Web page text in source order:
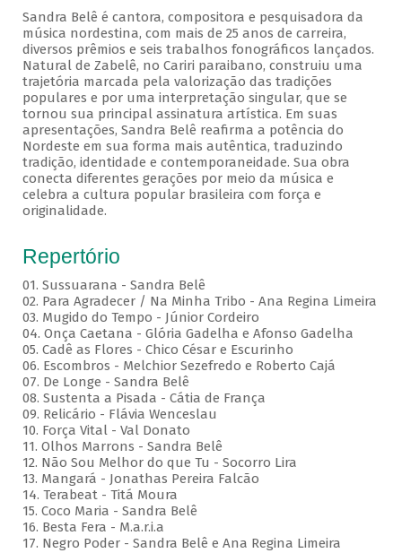
Sandra Belê é cantora, compositora e pesquisadora da
música nordestina, com mais de 25 anos de carreira,
diversos prêmios e seis trabalhos fonográficos lançados.
Natural de Zabelê, no Cariri paraibano, construiu uma
trajetória marcada pela valorização das tradições
populares e por uma interpretação singular, que se
tornou sua principal assinatura artística. Em suas
apresentações, Sandra Belê reafirma a potência do
Nordeste em sua forma mais autêntica, traduzindo
tradição, identidade e contemporaneidade. Sua obra
conecta diferentes gerações por meio da música e
celebra a cultura popular brasileira com força e
originalidade.
Repertório
01. Sussuarana - Sandra Belê
02. Para Agradecer / Na Minha Tribo - Ana Regina Limeira
03. Mugido do Tempo - Júnior Cordeiro
04. Onça Caetana - Glória Gadelha e Afonso Gadelha
05. Cadê as Flores - Chico César e Escurinho
06. Escombros - Melchior Sezefredo e Roberto Cajá
07. De Longe - Sandra Belê
08. Sustenta a Pisada - Cátia de França
09. Relicário - Flávia Wenceslau
10. Força Vital - Val Donato
11. Olhos Marrons - Sandra Belê
12. Não Sou Melhor do que Tu - Socorro Lira
13. Mangará - Jonathas Pereira Falcão
14. Terabeat - Titá Moura
15. Coco Maria - Sandra Belê
16. Besta Fera - M.a.r.i.a
17. Negro Poder - Sandra Belê e Ana Regina Limeira